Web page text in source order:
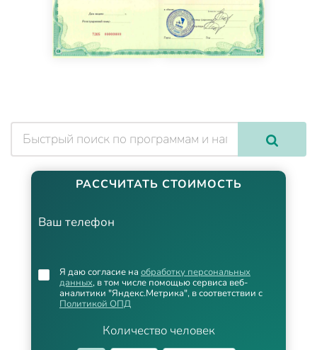
РАССЧИТАТЬ СТОИМОСТЬ
Ваш телефон
Количество человек
Я даю согласие на обработку персональных
данных, в том числе помощью сервиса веб-
аналитики "Яндекс.Метрика", в соответствии с
Политикой ОПД